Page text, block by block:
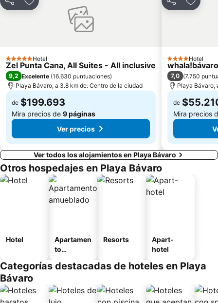
CompartirAgregar a favoritos
5 EstrellasHotel
Zel Punta Cana, All Suites - All inclusive
9,2 Excelente (16.630 puntuaciones)
Playa Bávaro, a 3.8 km de: Centro de la ciudad
de $199.693
Mira precios de 9 páginas
Ver precios
Compartir
4 Estrellas
Hotel
whala!bávaro
7,0 (7.750
Playa Bávaro,
de
Mira precios
Ver todos los alojamientos en Playa Bávaro
Otros hospedajes en Playa Bávaro
Hotel
Apartamen
to
o
Resorts
Apart-
hotel
Categorías destacadas de hoteles en Playa
Bávaro